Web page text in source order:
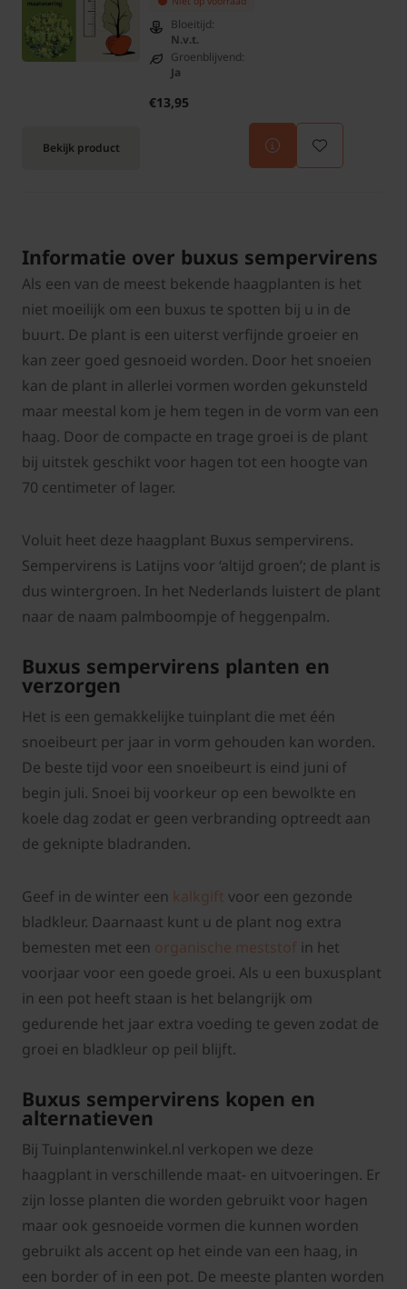
Bekijk product
Bloeitijd:
N.v.t.
Groenblijvend:
Ja
€13,95
Informatie over buxus sempervirens
Als een van de meest bekende haagplanten is het
niet moeilijk om een buxus te spotten bij u in de
buurt. De plant is een uiterst verfijnde groeier en
kan zeer goed gesnoeid worden. Door het snoeien
kan de plant in allerlei vormen worden gekunsteld
maar meestal kom je hem tegen in de vorm van een
haag. Door de compacte en trage groei is de plant
bij uitstek geschikt voor hagen tot een hoogte van
70 centimeter of lager.
Voluit heet deze haagplant Buxus sempervirens.
Sempervirens is Latijns voor ‘altijd groen’; de plant is
dus wintergroen. In het Nederlands luistert de plant
naar de naam palmboompje of heggenpalm.
Buxus sempervirens planten en
verzorgen
Het is een gemakkelijke tuinplant die met één
snoeibeurt per jaar in vorm gehouden kan worden.
De beste tijd voor een snoeibeurt is eind juni of
begin juli. Snoei bij voorkeur op een bewolkte en
koele dag zodat er geen verbranding optreedt aan
de geknipte bladranden.
Geef in de winter een kalkgift voor een gezonde
bladkleur. Daarnaast kunt u de plant nog extra
bemesten met een organische meststof in het
voorjaar voor een goede groei. Als u een buxusplant
in een pot heeft staan is het belangrijk om
gedurende het jaar extra voeding te geven zodat de
groei en bladkleur op peil blijft.
Buxus sempervirens kopen en
alternatieven
Bij Tuinplantenwinkel.nl verkopen we deze
haagplant in verschillende maat- en uitvoeringen. Er
zijn losse planten die worden gebruikt voor hagen
maar ook gesnoeide vormen die kunnen worden
gebruikt als accent op het einde van een haag, in
een border of in een pot. De meeste planten worden